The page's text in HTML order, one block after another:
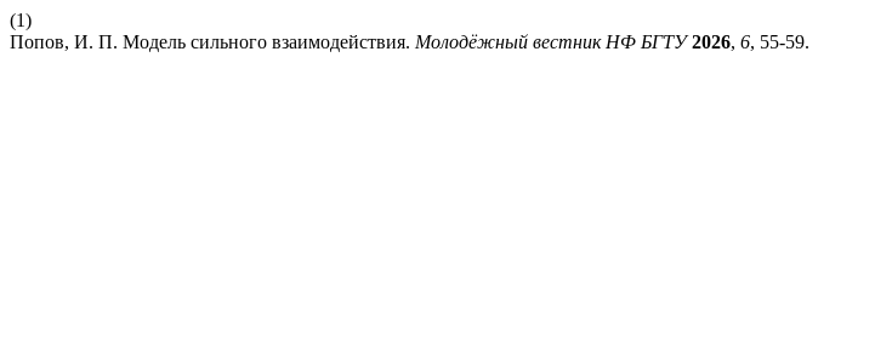
(1)
Попов, И. П. Модель сильного взаимодействия. Молодёжный вестник НФ БГТУ 2026, 6, 55-59.